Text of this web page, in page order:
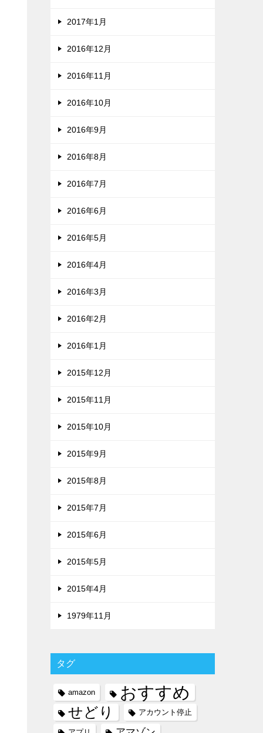
2017年1月
2016年12月
2016年11月
2016年10月
2016年9月
2016年8月
2016年7月
2016年6月
2016年5月
2016年4月
2016年3月
2016年2月
2016年1月
2015年12月
2015年11月
2015年10月
2015年9月
2015年8月
2015年7月
2015年6月
2015年5月
2015年4月
1979年11月
タグ
amazon おすすめ
せどり アカウント停止